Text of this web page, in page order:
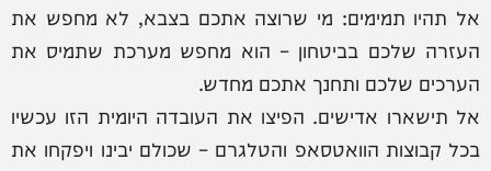
אל תהיו תמימים: מי שרוצה אתכם בצבא, לא מחפש את
העזרה שלכם בביטחון – הוא מחפש מערכת שתמיס את
הערכים שלכם ותחנך אתכם מחדש.
אל תישארו אדישים. הפיצו את העובדה היומית הזו עכשיו
בכל קבוצות הוואטסאפ והטלגרם – שכולם יבינו ויפקחו את